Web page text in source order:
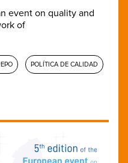
event on quality and
of
POLÍTICA DE CALIDAD